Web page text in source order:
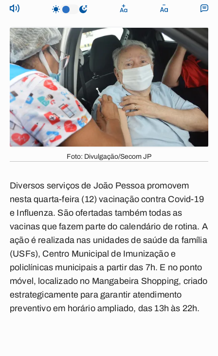
Foto: Divulgação/Secom JP
Diversos serviços de João Pessoa promovem
nesta quarta-feira (12) vacinação contra Covid-19
e Influenza. São ofertadas também todas as
vacinas que fazem parte do calendário de rotina. A
ação é realizada nas unidades de saúde da família
(USFs), Centro Municipal de Imunização e
policlínicas municipais a partir das 7h. E no ponto
móvel, localizado no Mangabeira Shopping, criado
estrategicamente para garantir atendimento
preventivo em horário ampliado, das 13h às 22h.